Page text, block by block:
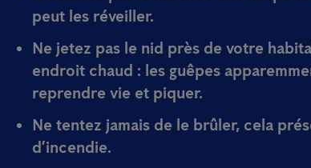
peut les réveiller.
Ne jetez pas le nid près de votre
endroit chaud : les guêpes
reprendre vie et piquer.
Ne tentez jamais de le brûler, cela
d’incendie.